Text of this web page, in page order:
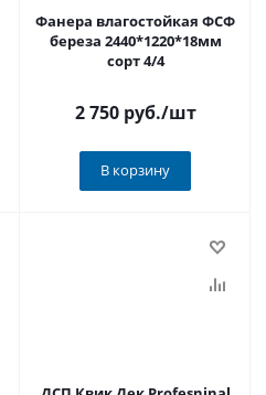
Фанера влагостойкая ФСФ
береза 2440*1220*18мм
сорт 4/4
2 750 руб./шт
В корзину